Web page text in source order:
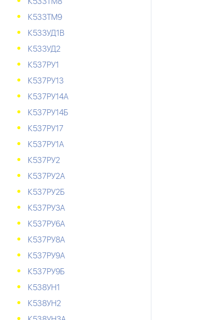
К533ТМ9
К533УД1В
К533УД2
К537РУ1
К537РУ13
К537РУ14А
К537РУ14Б
К537РУ17
К537РУ1А
К537РУ2
К537РУ2А
К537РУ2Б
К537РУ3А
К537РУ6А
К537РУ8А
К537РУ9А
К537РУ9Б
К538УН1
К538УН2